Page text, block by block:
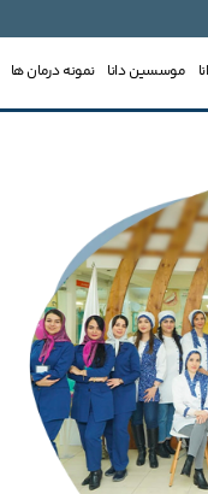
موسسین دانا نمونه درمان ها